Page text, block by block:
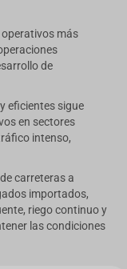
más
de
eficientes sigue
en sectores
intenso,
carreteras a
importados,
riego continuo y
las condiciones